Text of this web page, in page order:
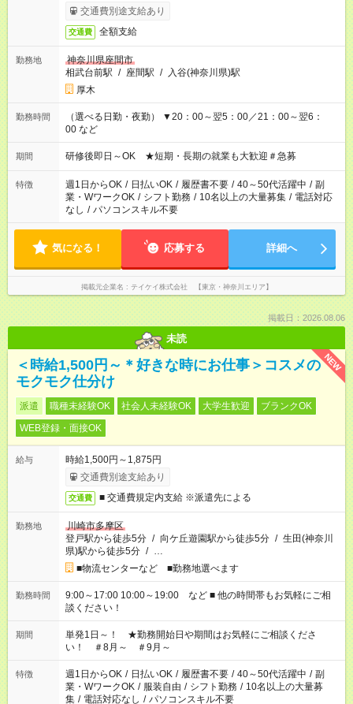
交通費別途支給あり
交通費 全額支給
勤務地
神奈川県座間市
相武台前駅 / 座間駅 / 入谷(神奈川県)駅
厚木
勤務時間
（選べる日勤・夜勤） ▼20：00～翌5：00／21：00～翌6：
00 など
期間 研修後即日～OK ★短期・長期の就業も大歓迎＃急募
特徴 週1日からOK / 日払いOK / 履歴書不要 / 40～50代活躍中 / 副
業・WワークOK / シフト勤務 / 10名以上の大量募集 / 電話対応
なし / パソコンスキル不要
気になる！ 応募する 詳細へ
掲載元企業名 テイケイ株式会社 【東京・神奈川エリア】
掲載日：2026.08.06
未読
NEW
＜時給1,500円～＊好きな時にお仕事＞コスメの
モクモク仕分け
派遣 職種未経験OK 社会人未経験OK 大学生歓迎
ブランクOK
WEB登録・面接OK
給与
時給1,500円～1,875円
交通費別途支給あり
交通費 ■ 交通費規定内支給 ※派遣先による
勤務地
川崎市多摩区
登戸駅から徒歩5分 / 向ケ丘遊園駅から徒歩5分 / 生田(神奈川
県)駅から徒歩5分 / …
■物流センターなど ■勤務地選べます
勤務時間
9:00～17:00 10:00～19:00 など ■ 他の時間帯もお気軽にご相
談ください！
期間
単発1日～！ ★勤務開始日や期間はお気軽にご相談くださ
い！ ＃8月～ ＃9月～
特徴 週1日からOK / 日払いOK / 履歴書不要 / 40～50代活躍中 / 副
業・WワークOK / 服装自由 / シフト勤務 / 10名以上の大量募
集 / 電話対応なし / パソコンスキル不要